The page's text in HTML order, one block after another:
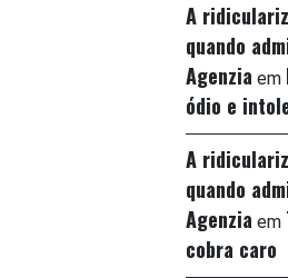
A
quando
Agenzia em
ódio e
A
quando
Agenzia em
cobra caro